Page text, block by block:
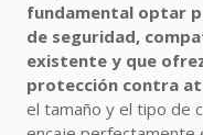
fundamental optar
de seguridad,
existente y que
protección contra
el tamaño y el tipo de